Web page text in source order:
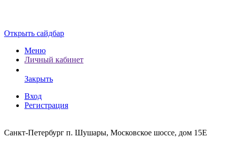
Открыть сайдбар
Меню
Личный кабинет
Закрыть
Вход
Регистрация
Санкт-Петербург п. Шушары, Московское шоссе, дом 15Е